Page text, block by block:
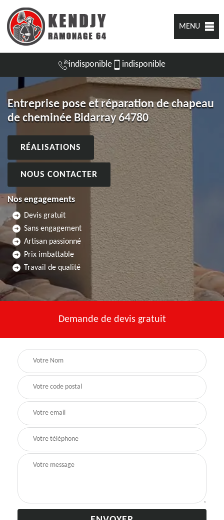
MENU
indisponible indisponible
Entreprise pose et réparation de chapeau
de cheminée Bidarray 64780
RÉALISATIONS
NOUS CONTACTER
Nos engagements
Devis gratuit
Sans engagement
Artisan passionné
Prix imbattable
Travail de qualité
Demande de devis gratuit